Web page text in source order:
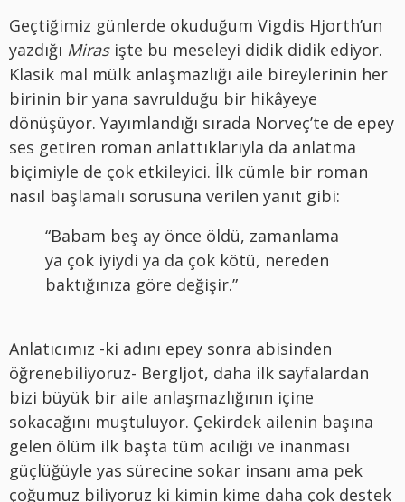
Geçtiğimiz günlerde okuduğum Vigdis Hjorth’un
yazdığı Mirasişte bu meseleyi didik didik ediyor.
Klasik mal mülk anlaşmazlığı aile bireylerinin her
birinin bir yana savrulduğu bir hikâyeye
dönüşüyor. Yayımlandığı sırada Norveç’te de epey
ses getiren roman anlattıklarıyla da anlatma
biçimiyle de çok etkileyici. İlk cümle bir roman
nasıl başlamalı sorusuna verilen yanıt gibi:
“Babam beş ay önce öldü, zamanlama
ya çok iyiydi ya da çok kötü, nereden
baktığınıza göre değişir.”
Anlatıcımız -ki adını epey sonra abisinden
öğrenebiliyoruz- Bergljot, daha ilk sayfalardan
bizi büyük bir aile anlaşmazlığının içine
sokacağını muştuluyor. Çekirdek ailenin başına
gelen ölüm ilk başta tüm acılığı ve inanması
güçlüğüyle yas sürecine sokar insanı ama pek
çoğumuz biliyoruz ki kimin kime daha çok destek